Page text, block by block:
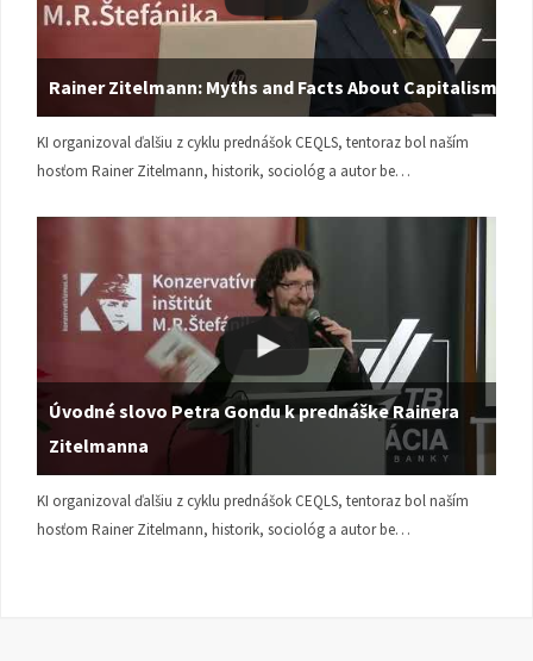
Rainer Zitelmann: Myths and Facts About Capitalism
KI organizoval ďalšiu z cyklu prednášok CEQLS, tentoraz bol naším
hosťom Rainer Zitelmann, historik, sociológ a autor be…
Úvodné slovo Petra Gondu k prednáške Rainera
Zitelmanna
KI organizoval ďalšiu z cyklu prednášok CEQLS, tentoraz bol naším
hosťom Rainer Zitelmann, historik, sociológ a autor be…